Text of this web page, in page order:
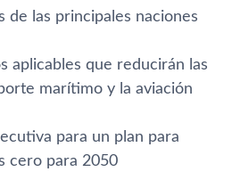
de las principales naciones
aplicables que reducirán las
marítimo y la aviación
para un plan para
cero para 2050